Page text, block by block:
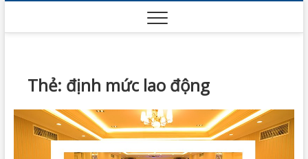
content
Thẻ: định mức lao động